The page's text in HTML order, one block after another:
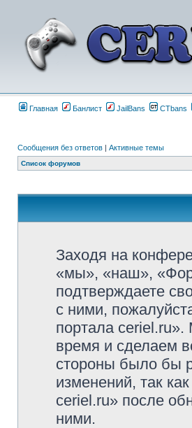
Главная Банлист JailBans CTbans
Сообщения без ответов | Активные темы
Список форумов
Заходя на
«мы», «наш»,
подтверждаете
с ними,
портала
время и сделаем
стороны было бы
изменений, так
ceriel.ru» после
ними.